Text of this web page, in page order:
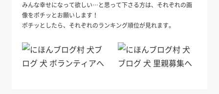
みんな幸せになって欲しい…と思って下さる方は、それぞれの画
像をポチッとお願いします！
ポチッとしたら、それぞれのランキング順位が見れます。